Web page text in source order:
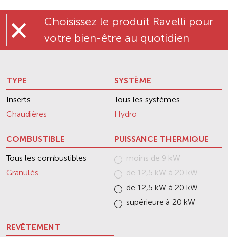
Choisissez le produit Ravelli pour
votre bien-être au quotidien
TYPE
Inserts
Chaudières
SYSTÈME
Tous les systèmes
Hydro
COMBUSTIBLE
Tous les combustibles
Granulés
PUISSANCE THERMIQUE
moins de 9 kW
de 12,5 kW à 20 kW
de 12,5 kW à 20 kW
supérieure à 20 kW
REVÊTEMENT